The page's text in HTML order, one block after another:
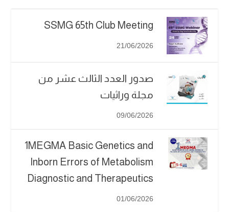
SSMG 65th Club Meeting
21/06/2026
صدور العدد الثالث عشر من
مجلة وراثيات
09/06/2026
1MEGMA Basic Genetics and
Inborn Errors of Metabolism
Diagnostic and Therapeutics
01/06/2026